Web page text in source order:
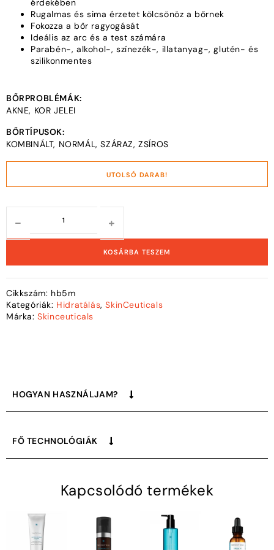
Rugalmas és sima érzetet kölcsönöz a bőrnek
Fokozza a bőr ragyogását
Ideális az arc és a test számára
Parabén-, alkohol-, színezék-, illatanyag-, glutén- és
szilikonmentes
BŐRPROBLÉMÁK:
AKNE, KOR JELEI
BŐRTÍPUSOK:
KOMBINÁLT, NORMÁL, SZÁRAZ, ZSÍROS
UTOLSÓ DARAB!
KOSÁRBA TESZEM
Cikkszám: hb5m
Kategóriák: Hidratálás,SkinCeuticals
Márka:Skinceuticals
HOGYAN HASZNÁLJAM?
FŐ TECHNOLÓGIÁK
Kapcsolódó termékek